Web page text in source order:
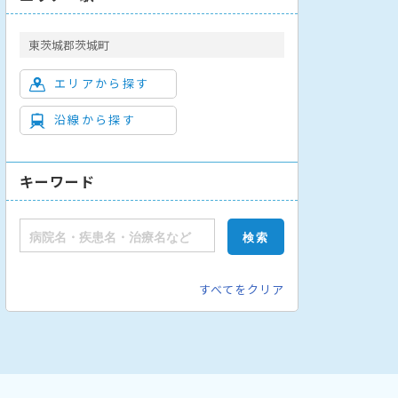
東茨城郡茨城町
エリアから探す
沿線から探す
キーワード
すべてをクリア